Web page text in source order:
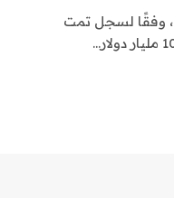
بلغ الرصيد الحالي في نظام LOCCS ، وفقًا لسجل تمت